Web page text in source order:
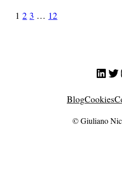
1 2 3 … 12
BlogCookies
© Giuliano